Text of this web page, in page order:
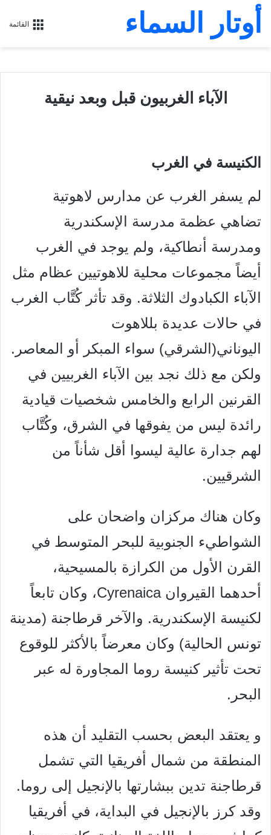
القائمة أوتار السماء
الآباء الغربيون قبل وبعد نيقية
الكنيسة في الغرب
لم يسفر الغرب عن مدارس لاهوتية
تضاهي عظمة مدرسة الإسكندرية
ومدرسة أنطاكية، ولم يوجد في الغرب
أيضاً مجموعات محلية للاهوتيين عظام مثل
الآباء الكبادوك الثلاثة. وقد تأثر كُتَّاب الغرب
في حالات عديدة بللاهوت
اليوناني(الشرقي) سواء المبكر أو المعاصر.
ولكن مع ذلك نجد بين الآباء الغربيين في
القرنين الرابع والخامس شخصيات قيادية
رائدة ليس من يفوقها في الشرق، وكُتَّاب
لهم جدارة عالية ليسوا أقل شأناً من
الشرقيين.
وكان هناك مركزان واضحان على
الشواطيء الجنوبية للبحر المتوسط في
القرن الأول من الكرازة بالمسيحية،
أحدهما القيروان Cyrenaica، وكان تابعاً
لكنيسة الإسكندرية. والآخر قرطاجنة (مدينة
تونس الحالية) وكان معرضاً بالأكثر للوقوع
تحت تأثير كنيسة روما المجاورة له عبر
البحر.
و يعتقد البعض بحسب التقليد أن هذه
المنطقة من شمال أفريقيا التي تشمل
قرطاجنة تدين ببشارتها بالإنجيل إلى روما.
وقد كرز بالإنجيل في البداية، في أفريقيا